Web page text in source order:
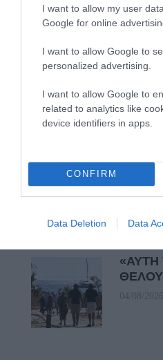
I want to allow my user
Google for online
I want to allow Google to
personalized advertising.
I want to allow Google to
related to analytics like
device identifiers in apps.
CONFIRM
Data Deletion Data
Άνδρου
05/08/2026
04/08/2026